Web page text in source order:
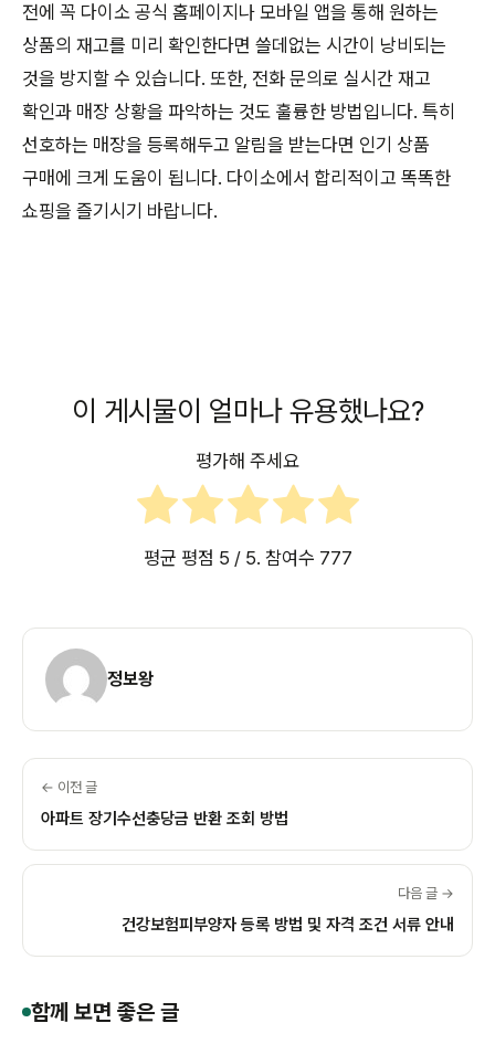
전에 꼭 다이소 공식 홈페이지나 모바일 앱을 통해 원하는
상품의 재고를 미리 확인한다면 쓸데없는 시간이 낭비되는
것을 방지할 수 있습니다. 또한, 전화 문의로 실시간 재고
확인과 매장 상황을 파악하는 것도 훌륭한 방법입니다. 특히
선호하는 매장을 등록해두고 알림을 받는다면 인기 상품
구매에 크게 도움이 됩니다. 다이소에서 합리적이고 똑똑한
쇼핑을 즐기시기 바랍니다.
이 게시물이 얼마나 유용했나요?
평가해 주세요
평균 평점 5 / 5. 참여수 777
정보왕
← 이전 글
아파트 장기수선충당금 반환 조회 방법
다음 글 →
건강보험피부양자 등록 방법 및 자격 조건 서류 안내
함께 보면 좋은 글